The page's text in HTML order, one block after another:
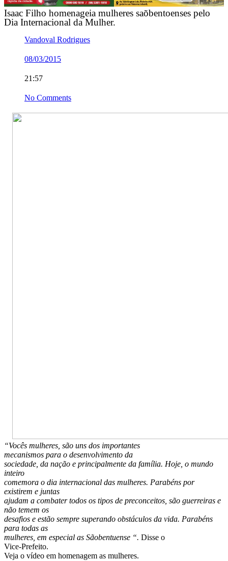
Isaac Filho homenageia mulheres saõbentoenses pelo
Dia Internacional da Mulher.
Vandoval Rodrigues
08/03/2015
21:57
No Comments
“Vocês mulheres, são uns dos importantes
mecanismos para o desenvolvimento da
sociedade, da nação e principalmente da família. Hoje, o mundo
inteiro
comemora o dia internacional das mulheres. Parabéns por
existirem e juntas
ajudam a combater todos os tipos de preconceitos, são guerreiras e
não temem os
desafios e estão sempre superando obstáculos da vida. Parabéns
para todas as
mulheres, em especial as Sãobentuense “. Disse o
Vice-Prefeito.
Veja o vídeo em homenagem as mulheres.